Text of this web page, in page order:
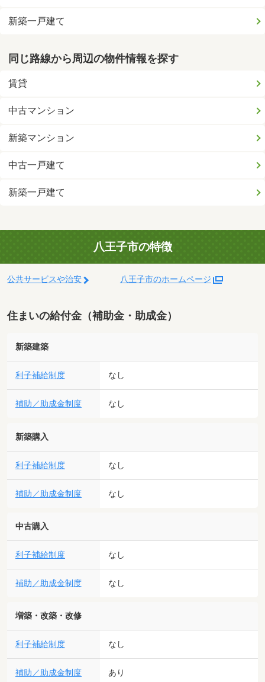
新築一戸建て
同じ路線から周辺の物件情報を探す
賃貸
中古マンション
新築マンション
中古一戸建て
新築一戸建て
八王子市の特徴
公共サービスや治安 八王子市のホームページ
住まいの給付金（補助金・助成金）
新築建築
利子補給制度 なし
補助／助成金制度 なし
新築購入
利子補給制度 なし
補助／助成金制度 なし
中古購入
利子補給制度 なし
補助／助成金制度 なし
増築・改築・改修
利子補給制度 なし
補助／助成金制度 あり